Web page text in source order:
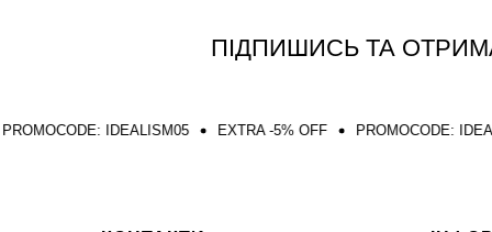
ПІДПИШИСЬ ТА
EXTRA -5% OFF PROMOCODE: IDEALISM05